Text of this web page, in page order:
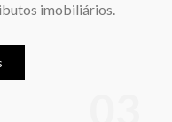
imobiliários.